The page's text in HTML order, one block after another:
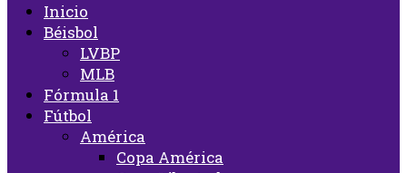
Inicio
Béisbol
LVBP
MLB
Fórmula 1
Fútbol
América
Copa América